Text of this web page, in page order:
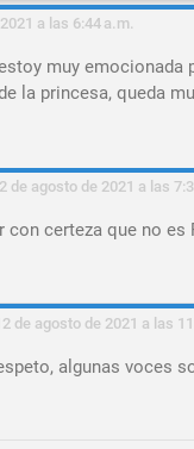
a las 6:44 a.m.
muy
la princesa, queda
de agosto de 2021 a las
con certeza que no es
de agosto de 2021 a las
algunas voces